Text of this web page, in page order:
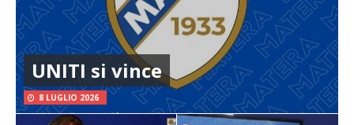
UNITI si vince
8 LUGLIO 2026